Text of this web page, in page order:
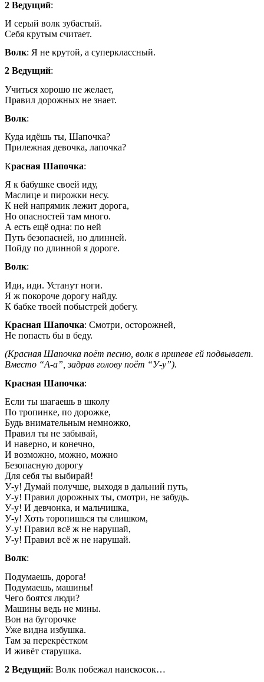
2 Ведущий:
И серый волк зубастый.
Себя крутым считает.
Волк: Я не крутой, а суперклассный.
2 Ведущий:
Учиться хорошо не желает,
Правил дорожных не знает.
Волк:
Куда идёшь ты, Шапочка?
Прилежная девочка, лапочка?
Красная Шапочка:
Я к бабушке своей иду,
Маслице и пирожки несу.
К ней напрямик лежит дорога,
Но опасностей там много.
А есть ещё одна: по ней
Путь безопасней, но длинней.
Пойду по длинной я дороге.
Волк:
Иди, иди. Устанут ноги.
Я ж покороче дорогу найду.
К бабке твоей побыстрей добегу.
Красная Шапочка: Смотри, осторожней,
Не попасть бы в беду.
(Красная Шапочка поёт песню, волк в припеве ей подвывает.
Вместо “А-а”, задрав голову поёт “У-у”).
Красная Шапочка:
Если ты шагаешь в школу
По тропинке, по дорожке,
Будь внимательным немножко,
Правил ты не забывай,
И наверно, и конечно,
И возможно, можно, можно
Безопасную дорогу
Для себя ты выбирай!
У-у! Думай получше, выходя в дальний путь,
У-у! Правил дорожных ты, смотри, не забудь.
У-у! И девчонка, и мальчишка,
У-у! Хоть торопишься ты слишком,
У-у! Правил всё ж не нарушай,
У-у! Правил всё ж не нарушай.
Волк:
Подумаешь, дорога!
Подумаешь, машины!
Чего боятся люди?
Машины ведь не мины.
Вон на бугорочке
Уже видна избушка.
Там за перекрёстком
И живёт старушка.
2 Ведущий: Волк побежал наискосок…